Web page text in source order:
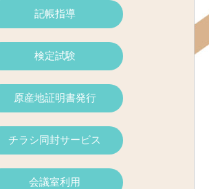
記帳指導
検定試験
原産地証明書発行
チラシ同封サービス
会議室利用